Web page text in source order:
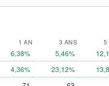
1 AN 3 ANS 5
6,38% 5,46%
4,36% 23,12%